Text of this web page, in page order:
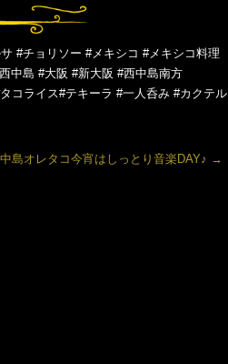
#チョリソー #メキシコ #メキシコ料理
中島 #大阪 #新大阪 #西中島南方
コライス#テキーラ #一人呑み #カクテル
島オレタコ今宵はしっとり音楽DAY♪ →